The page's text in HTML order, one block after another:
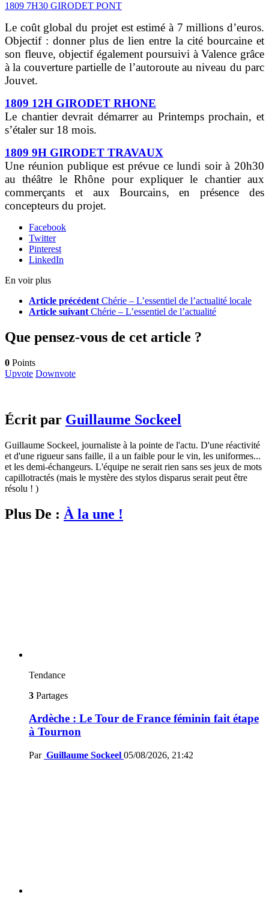
1809 7H30 GIRODET PONT
Le coût global du projet est estimé à 7 millions d’euros.
Objectif : donner plus de lien entre la cité bourcaine et
son fleuve, objectif également poursuivi à Valence grâce
à la couverture partielle de l’autoroute au niveau du parc
Jouvet.
1809 12H GIRODET RHONE
Le chantier devrait démarrer au Printemps prochain, et
s’étaler sur 18 mois.
1809 9H GIRODET TRAVAUX
Une réunion publique est prévue ce lundi soir à 20h30
au théâtre le Rhône pour expliquer le chantier aux
commerçants et aux Bourcains, en présence des
concepteurs du projet.
Facebook
Twitter
Pinterest
LinkedIn
En voir plus
Article précédent Chérie – L’essentiel de l’actualité locale
Article suivant Chérie – L’essentiel de l’actualité
Que pensez-vous de cet article ?
0 Points
Upvote Downvote
Écrit par Guillaume Sockeel
Guillaume Sockeel, journaliste à la pointe de l'actu. D'une réactivité
et d'une rigueur sans faille, il a un faible pour le vin, les uniformes...
et les demi-échangeurs. L'équipe ne serait rien sans ses jeux de mots
capillotractés (mais le mystère des stylos disparus serait peut être
résolu ! )
Plus De : À la une !
Tendance
3 Partages
Ardèche : Le Tour de France féminin fait étape
à Tournon
Par Guillaume Sockeel 05/08/2026, 21:42